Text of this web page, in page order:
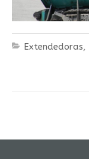
Extendedoras,